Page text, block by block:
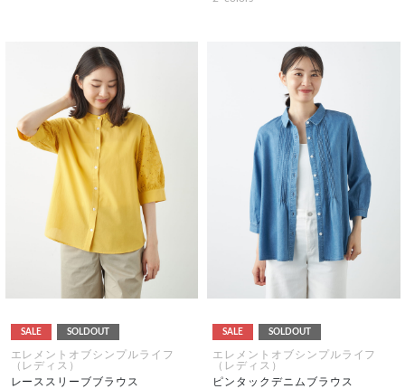
SALE SOLDOUT
エレメントオブシンプルライフ
（レディス）
レーススリーブブラウス
SALE SOLDOUT
エレメントオブシンプルライフ
（レディス）
ピンタックデニムブラウス